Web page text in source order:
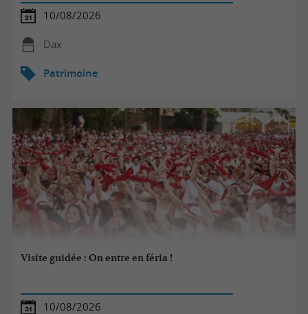
10/08/2026
Dax
Patrimoine
Visite guidée : On entre en féria !
10/08/2026